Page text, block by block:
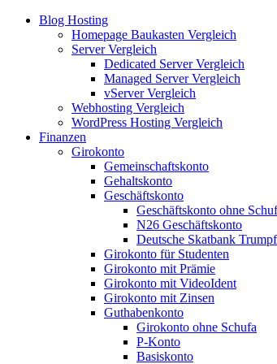
Blog Hosting
Homepage Baukasten Vergleich
Server Vergleich
Dedicated Server Vergleich
Managed Server Vergleich
vServer Vergleich
Webhosting Vergleich
WordPress Hosting Vergleich
Finanzen
Girokonto
Gemeinschaftskonto
Gehaltskonto
Geschäftskonto
Geschäftskonto ohne
N26 Geschäftskonto
Deutsche Skatbank
Girokonto für Studenten
Girokonto mit Prämie
Girokonto mit VideoIdent
Girokonto mit Zinsen
Guthabenkonto
Girokonto ohne Schufa
P-Konto
Basiskonto